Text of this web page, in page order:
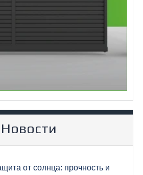
Новости
от солнца: прочность и